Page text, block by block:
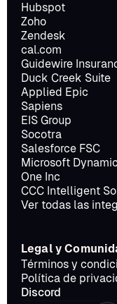
Hubspot
Zoho
Zendesk
cal.com
Guidewire
Duck Creek Suite
Applied Epic
Sapiens
EIS Group
Socotra
Salesforce FSC
Microsoft
One Inc
CCC Intelligent
Ver todas las
Legal y
Términos y
Política de
Discord